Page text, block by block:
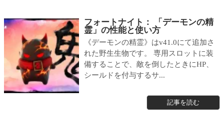
フォートナイト： 「デーモンの精
霊」の性能と使い方
《デーモンの精霊》はv41.0にて追加さ
れた野生生物です。 専用スロットに装
備することで、敵を倒したときにHP、
シールドを付与するサ...
記事を読む